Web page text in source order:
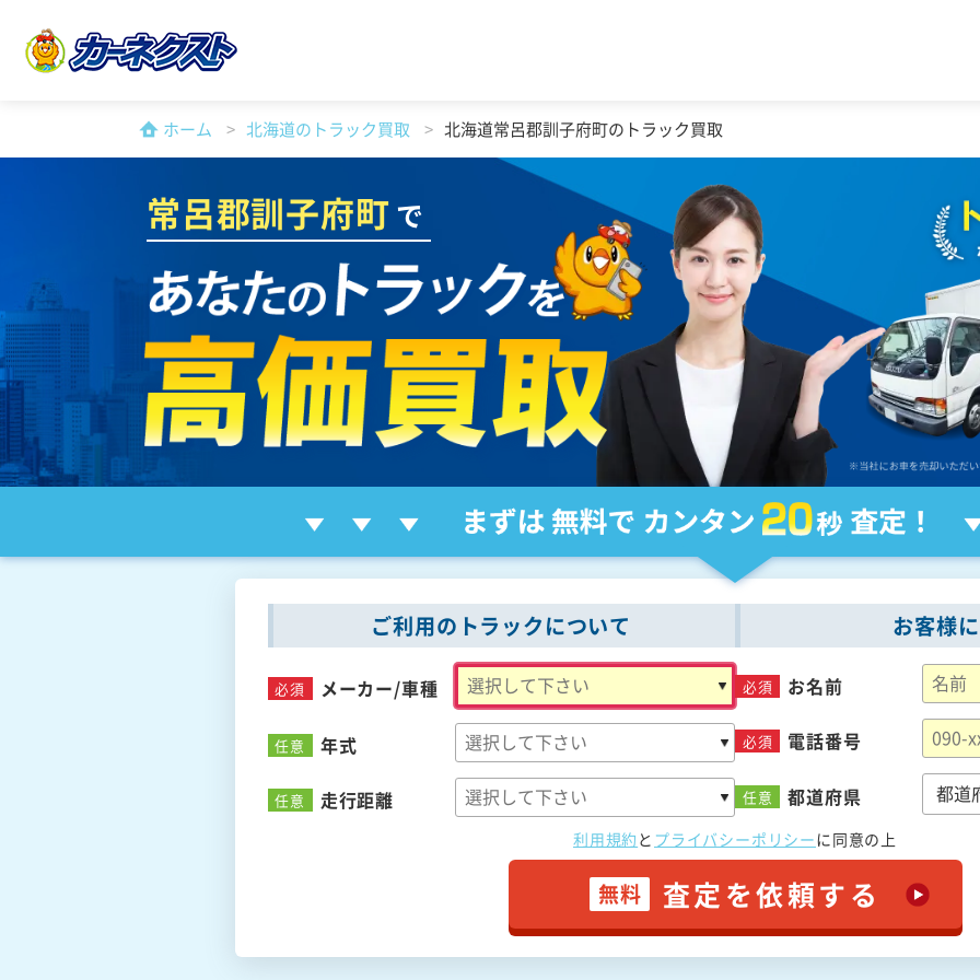
ホーム 北海道のトラック買取 北海道常呂郡訓子府町のトラック買取
常呂郡訓子府町 で
ご利用のトラックについて
必須 メーカー/車種
任意 年式
任意 走行距離
お客様
必須 お名前
必須 電話番号
任意 都道府県
利用規約 と プライバシーポリシーに同意の上
無料 査定を依頼する